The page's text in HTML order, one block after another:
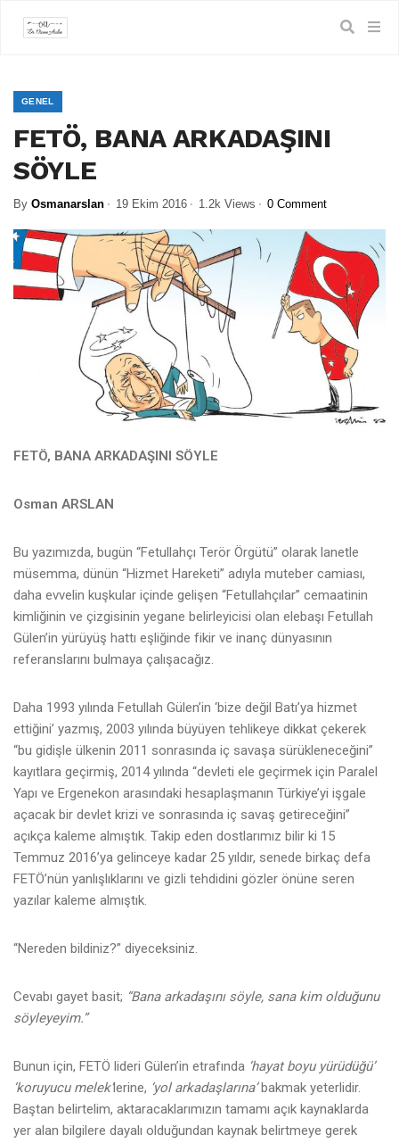
GENEL
FETÖ, BANA ARKADAŞINI
SÖYLE
By Osmanarslan 19 Ekim 2016 1.2k Views 0 Comment
FETÖ, BANA ARKADAŞINI SÖYLE
Osman ARSLAN
Bu yazımızda, bugün “Fetullahçı Terör Örgütü” olarak lanetle
müsemma, dünün “Hizmet Hareketi” adıyla muteber camiası,
daha evvelin kuşkular içinde gelişen “Fetullahçılar” cemaatinin
kimliğinin ve çizgisinin yegane belirleyicisi olan elebaşı Fetullah
Gülen’in yürüyüş hattı eşliğinde fikir ve inanç dünyasının
referanslarını bulmaya çalışacağız.
Daha 1993 yılında Fetullah Gülen’in ‘bize değil Batı’ya hizmet
ettiğini’ yazmış, 2003 yılında büyüyen tehlikeye dikkat çekerek
“bu gidişle ülkenin 2011 sonrasında iç savaşa sürükleneceğini”
kayıtlara geçirmiş, 2014 yılında “devleti ele geçirmek için Paralel
Yapı ve Ergenekon arasındaki hesaplaşmanın Türkiye’yi işgale
açacak bir devlet krizi ve sonrasında iç savaş getireceğini”
açıkça kaleme almıştık. Takip eden dostlarımız bilir ki 15
Temmuz 2016’ya gelinceye kadar 25 yıldır, senede birkaç defa
FETÖ’nün yanlışlıklarını ve gizli tehdidini gözler önüne seren
yazılar kaleme almıştık.
“Nereden bildiniz?” diyeceksiniz.
Cevabı gayet basit; “Bana arkadaşını söyle, sana kim olduğunu
söyleyeyim.”
Bunun için, FETÖ lideri Gülen’in etrafında ‘hayat boyu yürüdüğü’
‘koruyucu melek’lerine, ‘yol arkadaşlarına’bakmak yeterlidir.
Baştan belirtelim, aktaracaklarımızın tamamı açık kaynaklarda
yer alan bilgilere dayalı olduğundan kaynak belirtmeye gerek